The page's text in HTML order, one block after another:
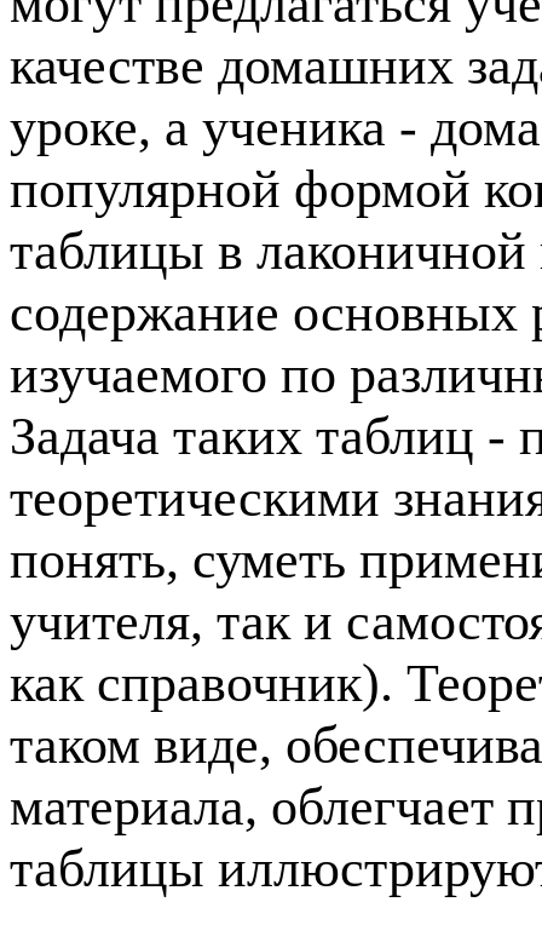
качестве домашних
уроке, а ученика -
популярной формой
таблицы в
содержание основных
изучаемого по
Задача таких таблиц -
теоретическими
понять, суметь
учителя, так и
как справочник).
таком виде,
материала, облегчает
таблицы